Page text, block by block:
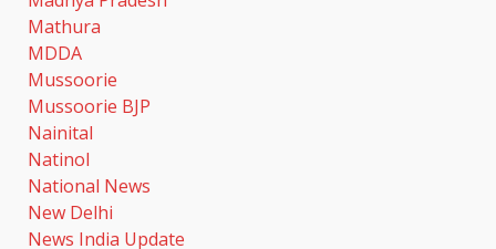
Mathura
MDDA
Mussoorie
Mussoorie BJP
Nainital
Natinol
National News
New Delhi
News India Update